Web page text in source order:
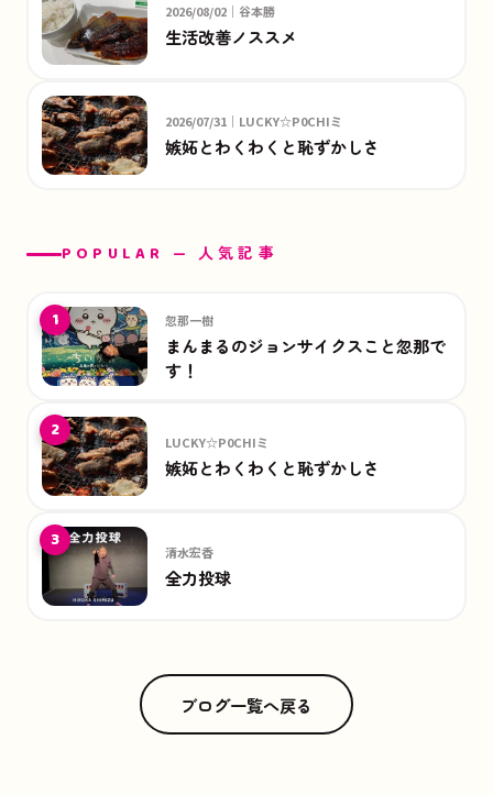
2026/08/02｜谷本勝
生活改善ノススメ
2026/07/31｜LUCKY☆P0CHIミ
嫉妬とわくわくと恥ずかしさ
POPULAR — 人気記事
1 忽那一樹
まんまるのジョンサイクスこと忽那で
す！
2 LUCKY☆P0CHIミ
嫉妬とわくわくと恥ずかしさ
3 清水宏香
全力投球
ブログ一覧へ戻る